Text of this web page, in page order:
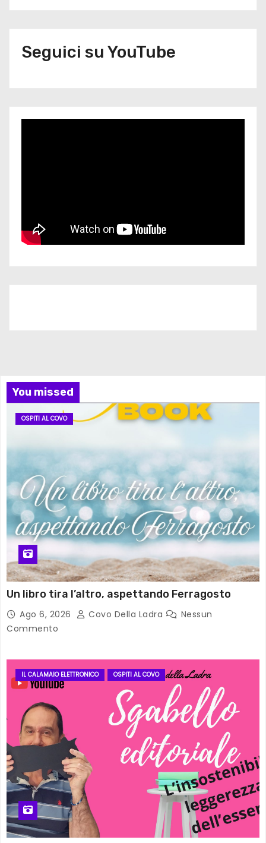
Seguici su YouTube
You missed
OSPITI AL COVO
Un libro tira l’altro, aspettando Ferragosto
Ago 6, 2026 Covo Della Ladra
Nessun
Commento
IL CALAMAIO ELETTRONICO OSPITI AL COVO